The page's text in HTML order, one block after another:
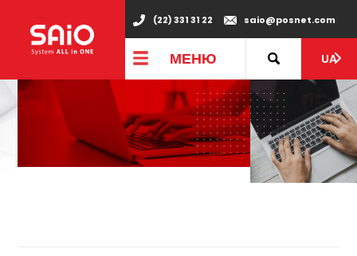
(22) 331 31 22 saio@posnet.com
МЕНЮ UA